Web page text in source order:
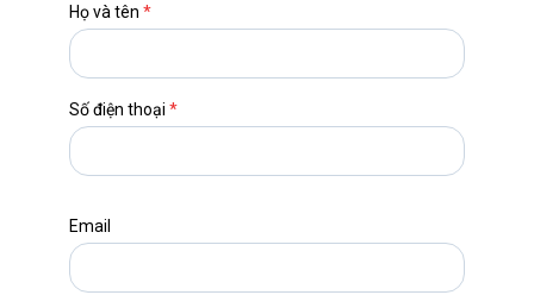
Họ và tên *
Số điện thoại *
Email